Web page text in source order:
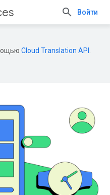
Войти
Cloud Translation API